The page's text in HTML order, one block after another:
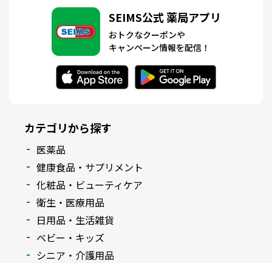
SEIMS公式 薬局アプリ
おトクなクーポンや
キャンペーン情報を配信！
カテゴリから探す
医薬品
健康食品・サプリメント
化粧品・ビューティケア
衛生・医療用品
日用品・生活雑貨
ベビー・キッズ
シニア・介護用品